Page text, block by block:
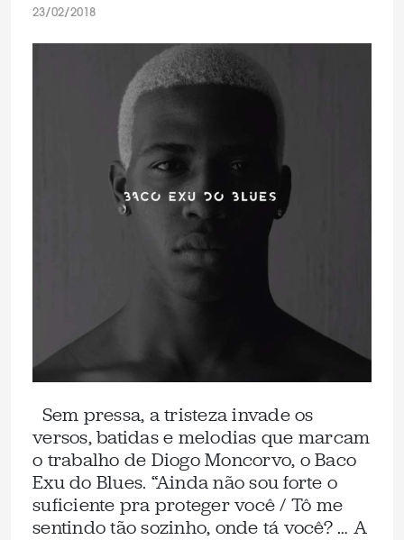
23/02/2018
Sem pressa, a tristeza invade os
versos, batidas e melodias que marcam
o trabalho de Diogo Moncorvo, o Baco
Exu do Blues. “Ainda não sou forte o
suficiente pra proteger você / Tô me
sentindo tão sozinho, onde tá você? … A